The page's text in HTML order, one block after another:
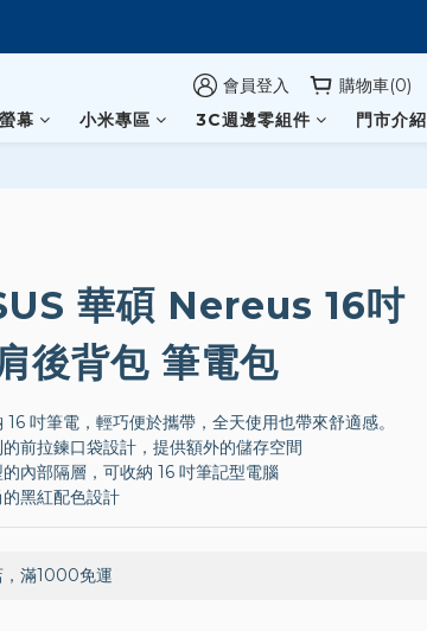
會員登入 購物車(0)
螢幕 小米專區 3C週邊零組件 門市介紹
華碩 Nereus 16吋
後背包 筆電包
16 吋筆電，輕巧便於攜帶，全天使用也帶來舒適感。
的前拉鍊口袋設計，提供額外的儲存空間
的內部隔層，可收納 16 吋筆記型電腦
的黑紅配色設計
，滿1000免運